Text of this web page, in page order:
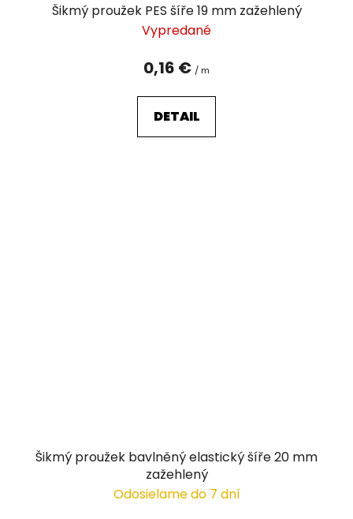
Šikmý proužek PES šíře 19 mm zažehlený
Vypredané
0,16 € / m
DETAIL
Šikmý proužek bavlněný elastický šíře 20 mm
zažehlený
Odosielame do 7 dní